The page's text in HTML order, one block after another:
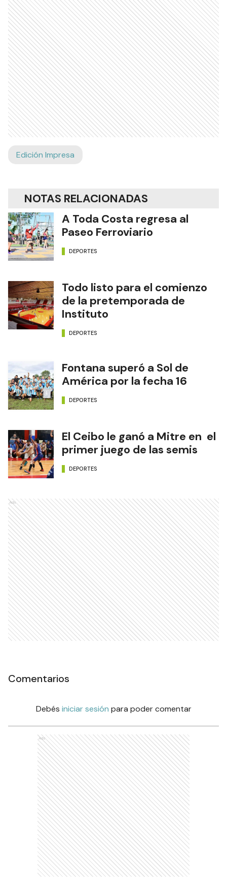
Edición Impresa
NOTAS RELACIONADAS
A Toda Costa regresa al
Paseo Ferroviario
DEPORTES
Todo listo para el comienzo
de la pretemporada de
Instituto
DEPORTES
Fontana superó a Sol de
América por la fecha 16
DEPORTES
El Ceibo le ganó a Mitre en el
primer juego de las semis
DEPORTES
Ads
Comentarios
Debés iniciar sesión para poder comentar
Ads